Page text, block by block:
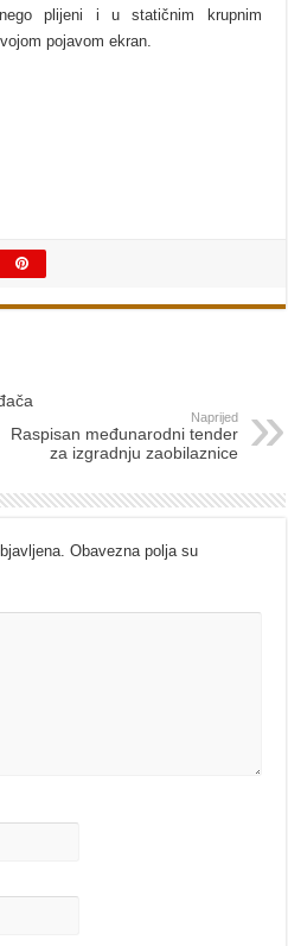
plijeni i u statičnim krupnim
pojavom ekran.
Naprijed
Raspisan međunarodni tender
za izgradnju zaobilaznice
Obavezna polja su